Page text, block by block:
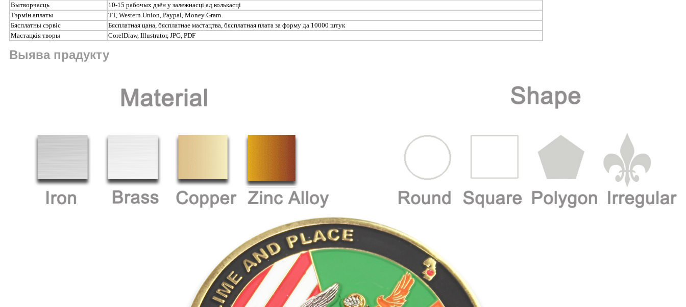
Вытворчасць
10-15 рабочых дзён у залежнасці ад колькасці
Тэрмін аплаты
TT, Western Union, Paypal, Money Gram
Бясплатны сэрвіс
Бясплатная цана, бясплатнае мастацтва, бясплатная плата за форму да 10000 штук
Мастацкія творы
CorelDraw, Illustrator, JPG, PDF
Выява прадукту